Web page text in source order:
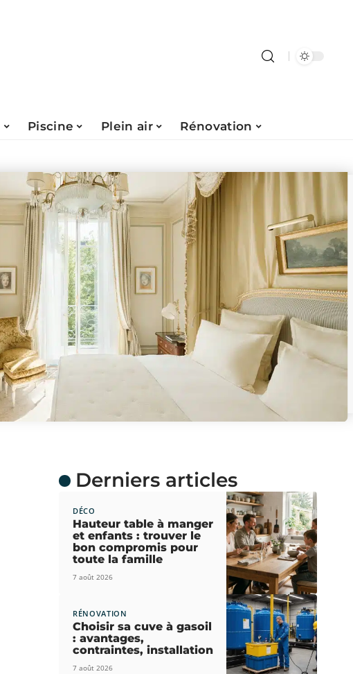
Piscine Plein air Rénovation
Derniers articles
DÉCO
Hauteur table à manger
et enfants : trouver le
bon compromis pour
toute la famille
7 août 2026
RÉNOVATION
Choisir sa cuve à gasoil
: avantages,
contraintes, installation
7 août 2026